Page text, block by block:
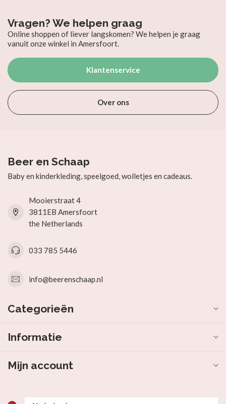
Vragen? We helpen graag
Online shoppen of liever langskomen? We helpen je graag
vanuit onze winkel in Amersfoort.
Klantenservice
Over ons
Beer en Schaap
Baby en kinderkleding, speelgoed, wolletjes en cadeaus.
Mooierstraat 4
3811EB Amersfoort
the Netherlands
033 785 5446
info@beerenschaap.nl
Categorieën
Informatie
Mijn account